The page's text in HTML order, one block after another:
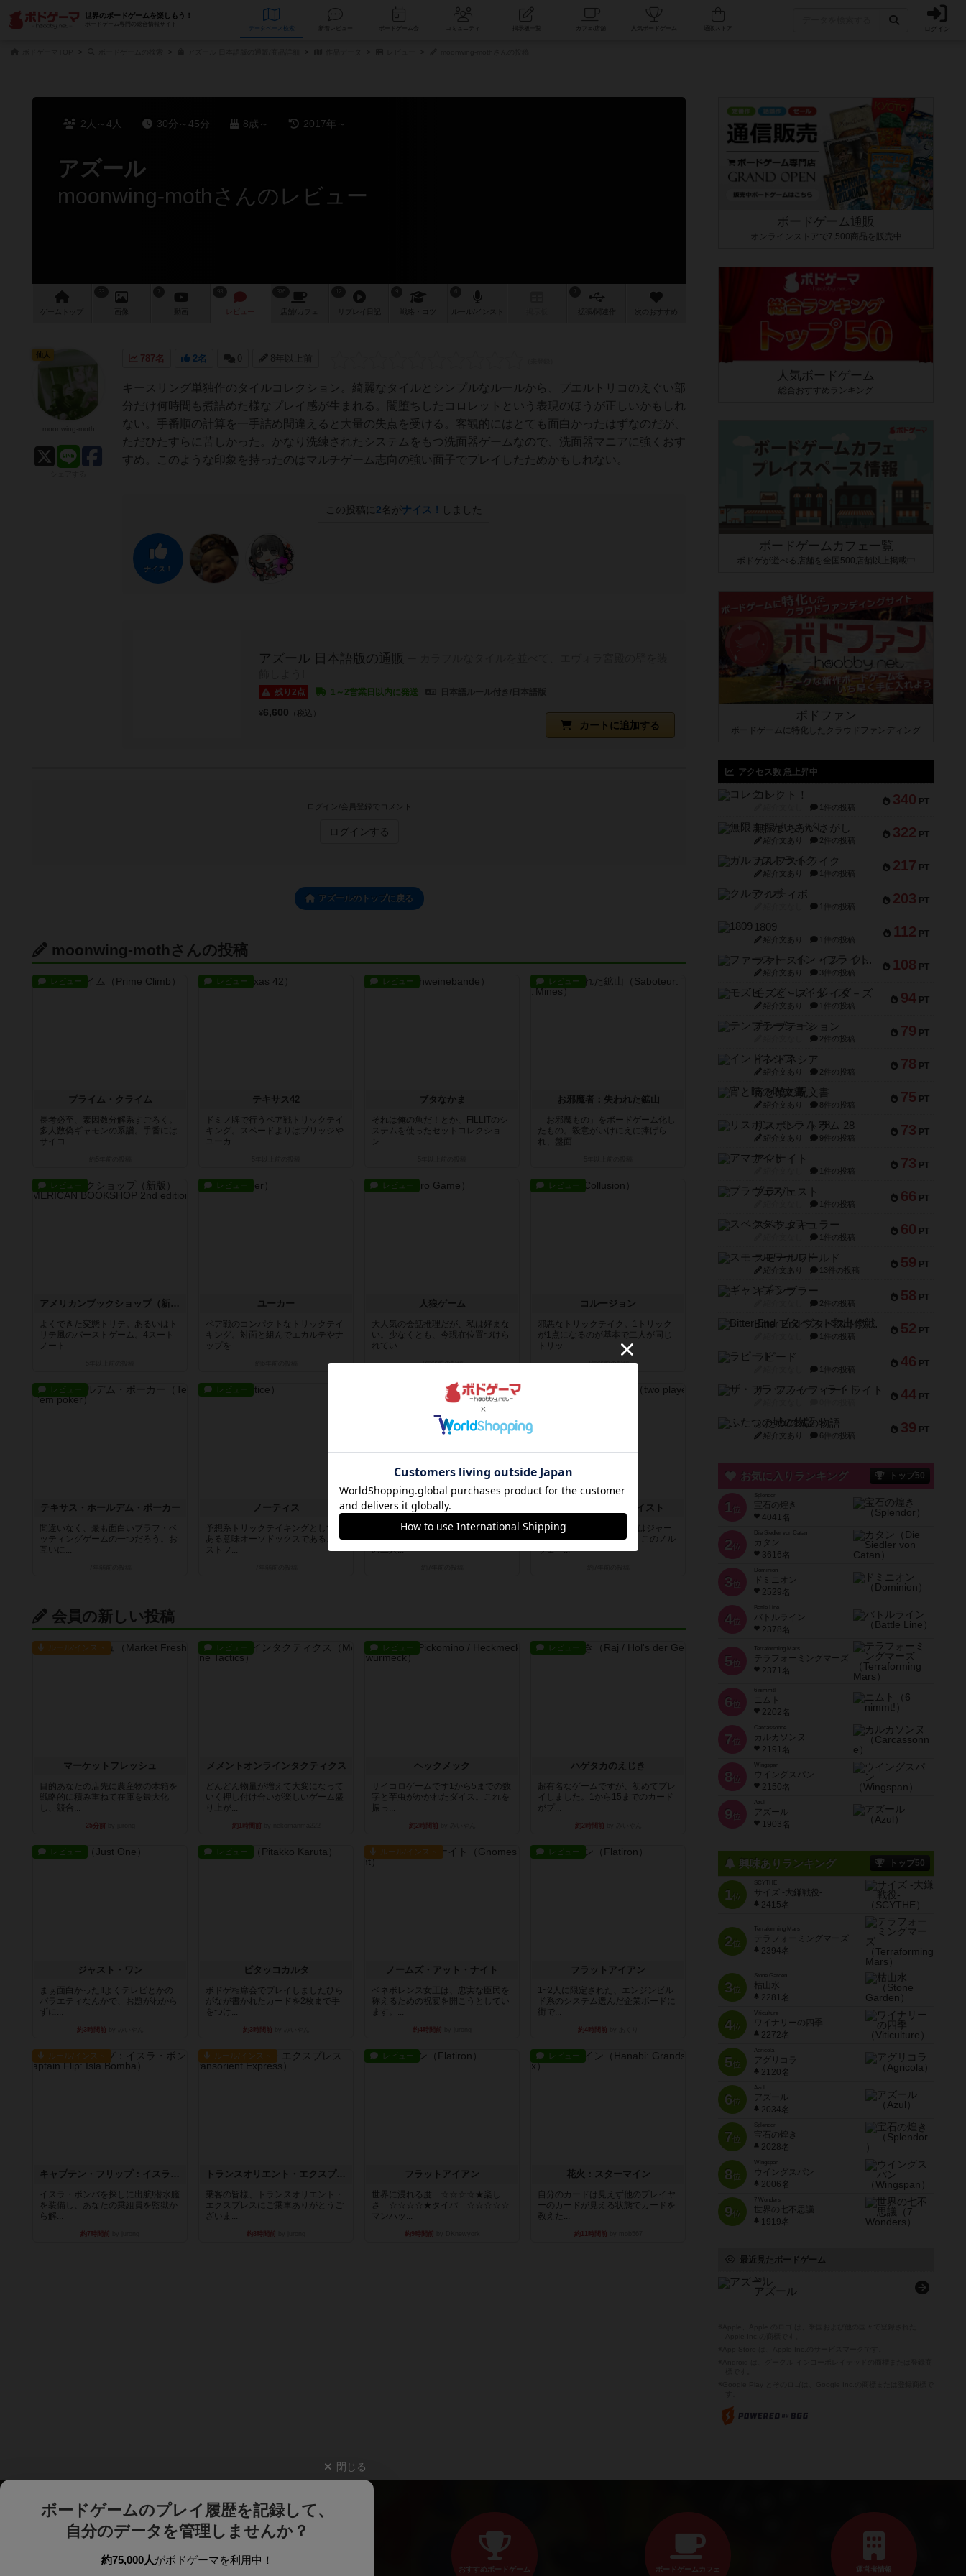
世界のボードゲームを楽しもう！
ボードゲーム専門の総合情報サイト
データベース コミュニティ 人気ボードゲーム ログイン
2人～4人 30分～45分 8歳～ 2017年～
アズール
moonwing-mothさんのレビュー
ゲーム 画像 レビュー
376
店舗/ カフェ 戦略 作 次のおすすめ
787名 2名 0 8年以上前
キースリング単独作のタイルコレクション。綺麗なタイルとシンプルなルールから、プエルトリコのえぐい部
分だけ何時間も煮詰めた様なプレイ感が生まれる。闇堕ちしたコロレットという表現のほうが正しいかもしれ
ない。手番順の計算を一手詰め間違えると大量の失点を受ける。客観的にはとても面白かったはずなのだが、
ただひたすらに苦しかった。かなり洗練されたシステムをもつ洗面器ゲームなので、洗面器マニアに強くおす
すめ。このような印象を持ったのはマルチゲーム志向の強い面子でプレイしたためかもしれない。
この投稿に 2名がナイス！ しました
ナイス！
アズール 日本語版の通販
残り2点 1～2営業日以内に発送
カートに追加する
¥6,600 （税込）
仙人
ログイン/会員登録でコメント
ログインする
アズールのトップに戻る
moonwing-mothさんの投稿
レビュー
プライム・クライム
長考必至、素因数分解系すごろく。
多人数偽ギャモンの系譜。手番には
サイコ...
レビュー
テキサス42
ドミノ牌で行うペア戦トリックテイ
キング。スペードよりはブリッジや
ユーカ...
レビュー
ブタなかま
それは俺の魚だ！とか、FILLITのシ
ステムを使ったセットコレクショ
ン...
レビュー
お邪魔者：失われた鉱山
「お邪魔もの」をボードゲーム化し
たもの。殺意がいけにえに捧げら
れ、盤面...
レビュー
アメリカンブックショップ（新版）
よくできた変態トリテ。あるいはト
リテ風のバーストゲーム。4スート
ノート...
レビュー
ユーカー
ペア戦のコンパクトなトリックテイ
キング。対面と組んでエカルテやナ
ップを...
レビュー
人狼ゲーム
大人気の会話推理だが、私は好まな
い。少なくとも、今現在位置づけら
れてい...
7年弱前の投稿
レビュー
コルージョン
邪悪なトリックテイク。1トリック
が1点になるのが基本で二人が同じ
トリッ...
7年弱前の投稿
レビュー
テキサス・ホールデム・ポーカー
間違いなく、最も面白いブラフ・ベ
ッティングゲームの一つだろう。お
互いに...
レビュー
ノーティス
予想系トリックテイキングとしては
ある意味オーソドックスである。マ
ストフ...
デュラック
トランプのデッキ構築ゲーム。とし
か表現しようのない奇妙なプレイ感
の二人...
ノルウェージャンホイスト
2人用トリックテイキングはジャー
マンホイストが鉄板だが、このノル
ウェー...
会員の新しい投稿
ルール/インスト
マーケットフレッシュ
目的あなたの店先に農産物の木箱を
戦略的に積み重ねて在庫を最大化
し、競合...
25分前
レビュー
メメントオンラインタクティクス
どんどん物量が増えて大変になって
いく押し付け合いが楽しいゲーム盛
り上が...
約1時間前
レビュー
ヘックメック
サイコロゲームです1から5までの数
字と芋虫がかかれたダイス。これを
振っ...
約2時間前
レビュー
ハゲタカのえじき
超有名なゲームですが、初めてプレ
イしました。1から15までのカード
がプ...
約2時間前
レビュー
ジャスト・ワン
まぁ面白かった‼️よくテレビとかの
バラエティなんかで、お題がわから
ずに...
約3時間前
レビュー
ピタッコカルタ
ボドゲ相席会でプレイしましたひら
がなが書かれたカードを2枚まで手
をつけ...
約3時間前
ルール/インスト
ノームズ・アット・ナイト
ベネボレンス女王は、忠実な臣民を
称えるための祝宴を開こうとしてい
ます。...
約4時間前
レビュー
フラットアイアン
1~2人に限定された、エンジンビル
ド系のシステム選んだ企業ボードに
街で...
約4時間前
ルール/インスト
キャプテン・フリップ：イスラ・ボンバ
イスラ・ボンバを探しに出航!潜水艦
を装備し、あなたの乗組員を監獄か
ら解...
約7時間前
ルール/インスト
トランスオリエント・エクスプレス
乗客の皆様、トランスオリエント・
エクスプレスにご乗車ありがとうご
ざいま...
約8時間前
レビュー
フラットアイアン
世界に浸れる度 ☆☆☆☆★楽し
さ ☆☆☆☆★タイパ ☆☆☆☆☆
マンハッ...
約9時間前
レビュー
花火：スターマイン
自分のカードは見えず他のプレイヤ
ーのカードが見える状態でカードを
教えた...
約11時間前
ボードゲーム通販
オンラインストアで7,500商品を販売中
人気ボードゲーム
総合おすすめランキング
ボードゲームカフェ一覧
ボドゲが遊べる店舗を全国500店舗以上掲載中
ボドファン
ボードゲームに特化したクラウドファンディング
アクセス数 急上昇中
340 PT
コレクト！
1件の投稿
322 PT
無限まちがいさがし
紹介文あり 2件の投稿
217 PT
ガルフストライク
紹介文あり 1件の投稿
203 PT
クルティボ
1件の投稿
112 PT
1809
紹介文あり 1件の投稿
108 PT
ファースト・イン・フライト
紹介文あり 3件の投稿
94 PT
モズビ－ズ・レイダ－ズ
紹介文あり 1件の投稿
79 PT
テンプテーション
2件の投稿
78 PT
インドネシア
紹介文あり 2件の投稿
75 PT
宵と暁の呪文書
紹介文あり 8件の投稿
73 PT
リスボン・トラム 28
紹介文あり 9件の投稿
73 PT
アマナイト
1件の投稿
66 PT
ブラヴェスト
1件の投稿
60 PT
スペクタキュラー
1件の投稿
59 PT
スモールワールド
紹介文あり 13件の投稿
58 PT
ギャンブラー
2件の投稿
52 PT
Bitter End ブタペスト救出作戦
1件の投稿
46 PT
ラピード
1件の投稿
44 PT
ザ・フラッフィー・ライト
39 PT
ふたつの城の物語
紹介文あり 6件の投稿
お気に入りランキング トップ50
1 位
宝石の煌き
4041名
2 位
Die Siedler von Catan
カタン
3616名
3 位
ドミニオン
2529名
4位
Battle Line
バトルライン
2378名
5 位
Terraforming Mars
テラフォーミングマーズ
2371名
6 位
ニムト
2202名
7 位
Carcassonne
カルカソンヌ
2191名
8 位
Wingspan
ウイングスパン
2150名
9 位
Azul
アズール
1903名
興味ありランキング トップ50
1位
SCYTHE
サイズ -大鎌戦役-
2415名
2位
Terraforming Mars
テラフォーミングマーズ
2394名
3位
Stone Garden
枯山水
2281名
4位
Viticulture
ワイナリーの四季
2272名
5位
Agricola
アグリコラ
2120名
6位
Azul
アズール
2034名
7位
宝石の煌き
2028名
8位
Wingspan
ウイングスパン
2006名
9位
7 Wonders
世界の七不思議
1919名
最近見たボードゲーム
Azul
アズール
閉じる
ボードゲームのプレイ履歴を記録して、
自分のデータを管理しませんか？
約75,000人がボドゲーマを利用中！
おすすめボードゲーム ボードゲームカフェ 運営者情報